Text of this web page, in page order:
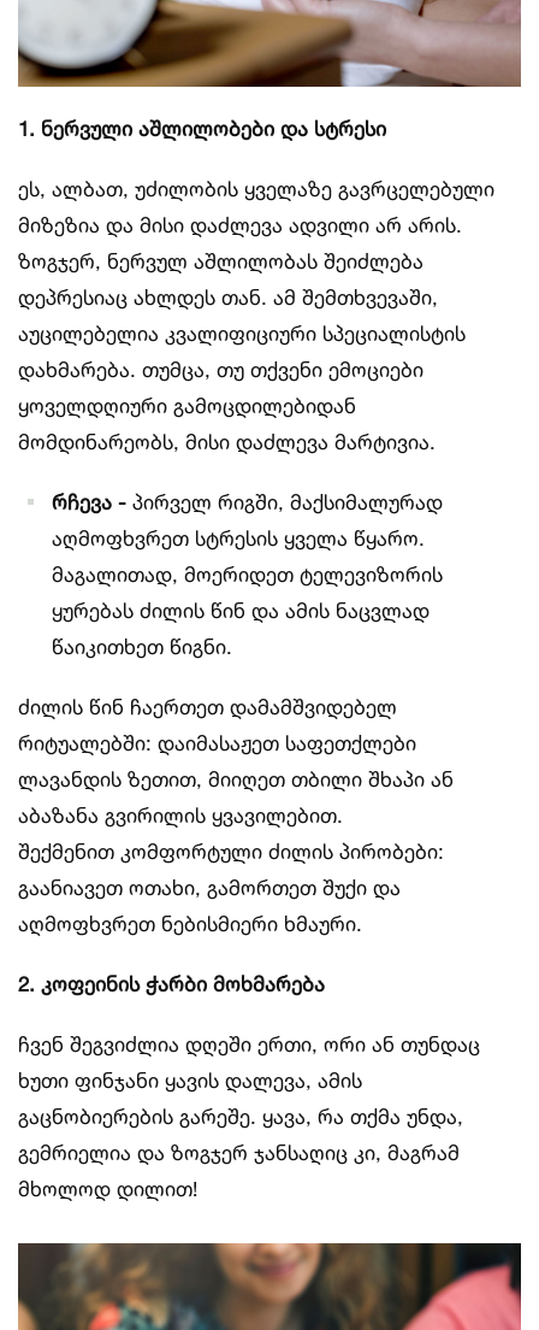
1. ნერვული აშლილობები და სტრესი
ეს, ალბათ, უძილობის ყველაზე გავრცელებული
მიზეზია და მისი დაძლევა ადვილი არ არის.
ზოგჯერ, ნერვულ აშლილობას შეიძლება
დეპრესიაც ახლდეს თან. ამ შემთხვევაში,
აუცილებელია კვალიფიციური სპეციალისტის
დახმარება. თუმცა, თუ თქვენი ემოციები
ყოველდღიური გამოცდილებიდან
მომდინარეობს, მისი დაძლევა მარტივია.
რჩევა - პირველ რიგში, მაქსიმალურად
აღმოფხვრეთ სტრესის ყველა წყარო.
მაგალითად, მოერიდეთ ტელევიზორის
ყურებას ძილის წინ და ამის ნაცვლად
წაიკითხეთ წიგნი.
ძილის წინ ჩაერთეთ დამამშვიდებელ
რიტუალებში: დაიმასაჟეთ საფეთქლები
ლავანდის ზეთით, მიიღეთ თბილი შხაპი ან
აბაზანა გვირილის ყვავილებით.
შექმენით კომფორტული ძილის პირობები:
გაანიავეთ ოთახი, გამორთეთ შუქი და
აღმოფხვრეთ ნებისმიერი ხმაური.
2. კოფეინის ჭარბი მოხმარება
ჩვენ შეგვიძლია დღეში ერთი, ორი ან თუნდაც
ხუთი ფინჯანი ყავის დალევა, ამის
გაცნობიერების გარეშე. ყავა, რა თქმა უნდა,
გემრიელია და ზოგჯერ ჯანსაღიც კი, მაგრამ
მხოლოდ დილით!